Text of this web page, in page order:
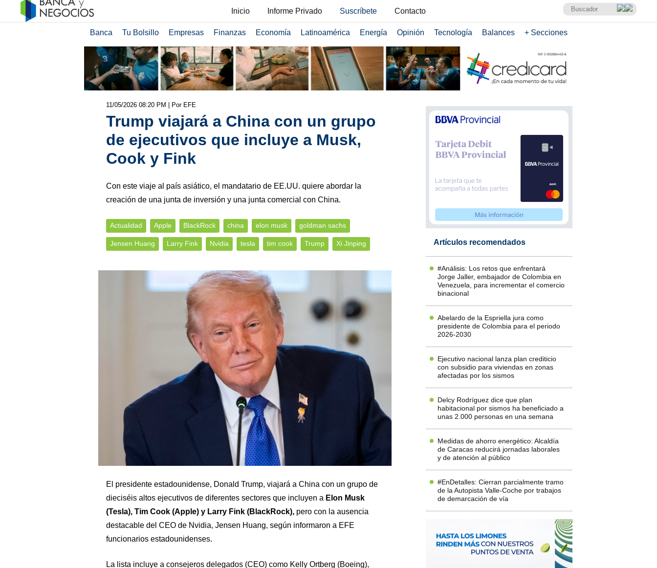
Inicio Informe Privado Suscríbete Contacto
Banca Tu Bolsillo Empresas Finanzas Economía Latinoamérica Energía Opinión Tecnología Balances + Secciones
11/05/2026 08:20 PM | Por EFE
Trump viajará a China con un grupo
de ejecutivos que incluye a Musk,
Cook y Fink
Con este viaje al país asiático, el mandatario de EE.UU. quiere abordar la
creación de una junta de inversión y una junta comercial con China.
Actualidad Apple BlackRock china elon musk goldman sachs
Jensen Huang Larry Fink Nvidia tesla tim cook Trump Xi Jinping
El presidente estadounidense, Donald Trump, viajará a China con un grupo de
dieciséis altos ejecutivos de diferentes sectores que incluyen a Elon Musk
(Tesla), Tim Cook (Apple) y Larry Fink (BlackRock),pero con la ausencia
destacable del CEO de Nvidia, Jensen Huang, según informaron a EFE
funcionarios estadounidenses.
La lista incluye a consejeros delegados (CEO) como Kelly Ortberg (Boeing),
Artículos recomendados
#Análisis: Los retos que enfrentará
Jorge Jaller, embajador de Colombia en
Venezuela, para incrementar el comercio
binacional
Abelardo de la Espriella jura como
presidente de Colombia para el periodo
2026-2030
Ejecutivo nacional lanza plan crediticio
con subsidio para viviendas en zonas
afectadas por los sismos
Delcy Rodríguez dice que plan
habitacional por sismos ha beneficiado a
unas 2.000 personas en una semana
Medidas de ahorro energético: Alcaldía
de Caracas reducirá jornadas laborales
y de atención al público
#EnDetalles: Cierran parcialmente tramo
de la Autopista Valle-Coche por trabajos
de demarcación de vía